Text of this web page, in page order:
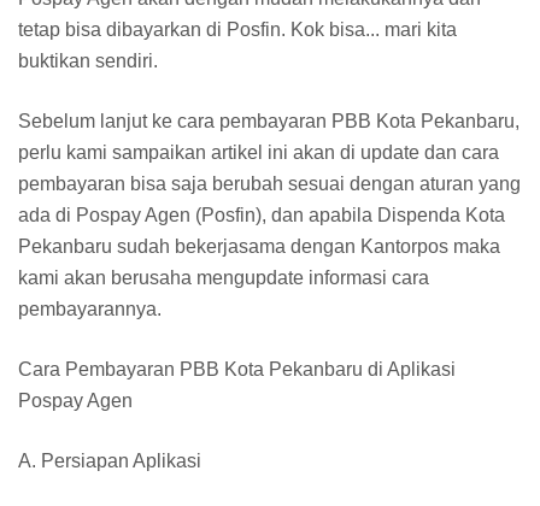
tetap bisa dibayarkan di Posfin. Kok bisa... mari kita
buktikan sendiri.
Sebelum lanjut ke cara pembayaran PBB Kota Pekanbaru,
perlu kami sampaikan artikel ini akan di update dan cara
pembayaran bisa saja berubah sesuai dengan aturan yang
ada di Pospay Agen (Posfin), dan apabila Dispenda Kota
Pekanbaru sudah bekerjasama dengan Kantorpos maka
kami akan berusaha mengupdate informasi cara
pembayarannya.
Cara Pembayaran PBB Kota Pekanbaru di Aplikasi
Pospay Agen
A. Persiapan Aplikasi